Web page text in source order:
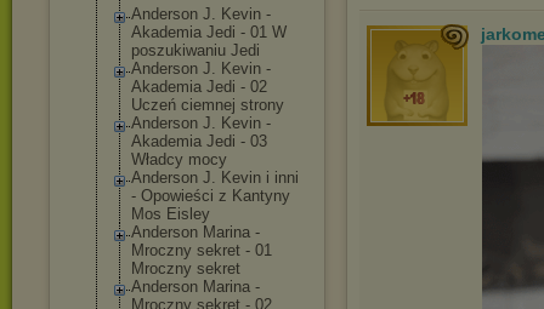
Anderson J. Kevin -
Akademia Jedi - 01 W
poszukiwaniu Jedi
Anderson J. Kevin -
Akademia Jedi - 02
Uczeń ciemnej strony
Anderson J. Kevin -
Akademia Jedi - 03
Władcy mocy
Anderson J. Kevin i inni
- Opowieści z Kantyny
Mos Eisley
Anderson Marina -
Mroczny sekret - 01
Mroczny sekret
Anderson Marina -
Mroczny sekret - 02